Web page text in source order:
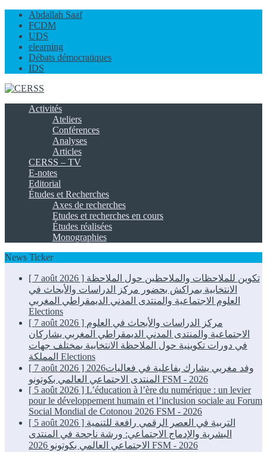
Abdallah Saaf
FCDM
UDS
elearning
Débats démocratiques
IDS
Activités
Ateliers
Conférences
Analyses
Articles
CERSS – TV
E-notes
Editorial
Études et Recherches
Axes de recherches
Etudes et recherches en cours
Études réalisées
Monographies
News Ticker
[ 7 août 2026 ] تكوين للملاحظات والملاحظين حول الملاحظة
الانتخابية بمراكش بحضور مركز الدراسات والأبحاث في
العلوم الاجتماعية والمنتدى المدني الديمقراطي المغربي
Elections
[ 7 août 2026 ] مركز الدراسات والأبحاث في العلوم
الاجتماعية والمنتدى المدني الديمقراطي المغربي يشاركان
في دورات تكوينية حول الملاحظة الانتخابية بمختلف جهات
Elections
[ 7 août 2026 ] 2026وفد مغربي يشارك بفاعلية في فعاليات
FSM - 2026
[ 5 août 2026 ] L’éducation à l’ère du numérique : un levier
pour le développement humain et l’inclusion sociale au Forum
Social Mondial de Cotonou 2026 FSM - 2026
[ 5 août 2026 ] التربية في العصر الرقمي رافعة للتنمية
البشرية والإدماج الاجتماعي: ورشة ناجحة في المنتدى
FSM - 2026